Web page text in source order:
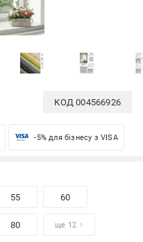
КОД004566926
-5% для бізнесу з VISA
55 60
80 ще 12